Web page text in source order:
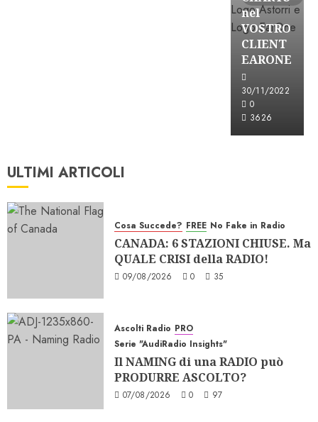
nel
VOSTRO
CLIENT
EARONE
30/11/2022
0
3626
ULTIMI ARTICOLI
Cosa Succede? FREE No Fake in Radio
CANADA: 6 STAZIONI CHIUSE. Ma
QUALE CRISI della RADIO!
09/08/2026 0 35
Ascolti Radio PRO
Serie "AudiRadio Insights"
Il NAMING di una RADIO può
PRODURRE ASCOLTO?
07/08/2026 0 97